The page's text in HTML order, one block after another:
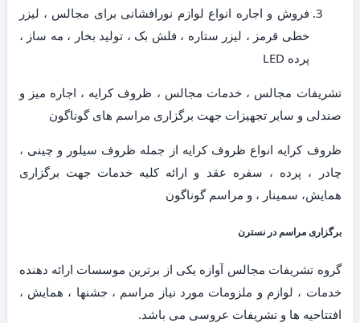
فروش و اجاره انواع لوازم نورافشانی برای مجالس ، لیزر
خطی قرمز ، لیزر ستاره ، فلش بک ، تولید بخار ، مه ساز ،
پرده LED
تشریفات مجالس ، خدمات مجالس ، ظروف کرایه ، اجاره میز و
صندلی و سایر تجهیزات جهت برگزاری مراسم های گوناگون
ظروف کرایه انواع ظروف کرایه از جمله ظروف سیلور و چینی ،
چادر ، پرده ، سفره عقد و ارائه کلیه خدمات جهت برگزاری
همایش، سمینار ، و مراسم گوناگون
برگزاری مراسم در نسترن
گروه تشریفات مجالس آوازه یکی از برترین موسسات ارائه دهنده
خدمات ، لوازم و ملزومات مورد نیاز مراسم ، جشنها ، همایش ،
افتتاحیه ها و تشریفات عروسی می باشد.